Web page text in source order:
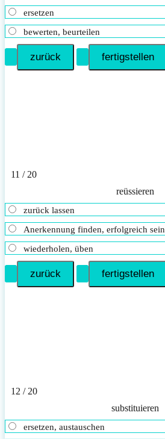
ersetzen
bewerten, beurteilen
11 / 20
reüssieren
zurück lassen
Anerkennung finden, erfolgreich sein
wiederholen, üben
12 / 20
sub­s­ti­tu­ie­ren
ersetzen, austauschen